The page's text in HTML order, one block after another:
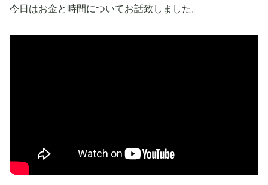
今日はお金と時間についてお話致しました。